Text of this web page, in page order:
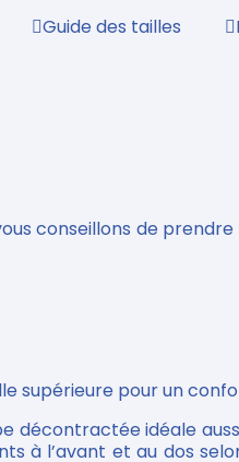
Guide des tailles
conseillons de prendre
supérieure pour un
idéale
à l’avant et au dos